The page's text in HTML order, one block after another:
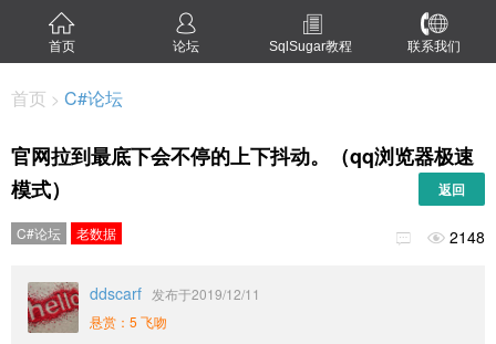
首页 论坛 SqlSugar教程 联系我们
首页 > C#论坛
官网拉到最底下会不停的上下抖动。（qq浏览器极速
模式）
返回
C#论坛 老数据   2148
ddscarf 发布于2019/12/11
悬赏：5 飞吻